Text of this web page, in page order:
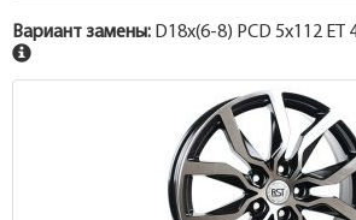
Вариант замены: D18x(6-8) PCD 5x112 ET